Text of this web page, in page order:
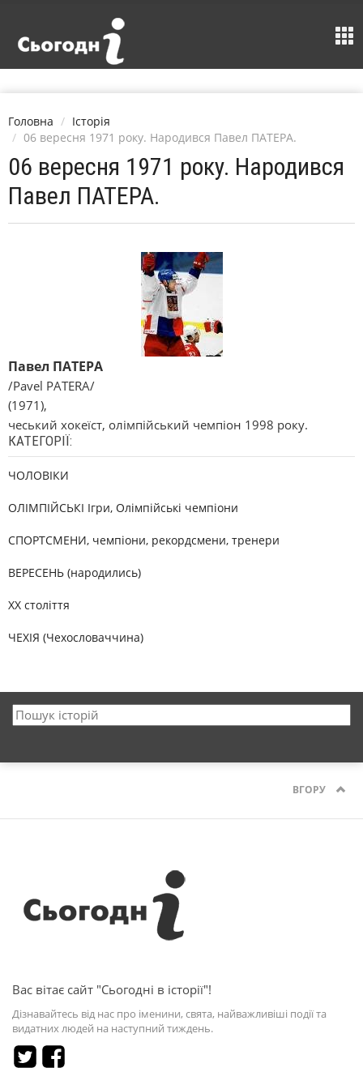
Головна
Історія
06 вересня 1971 року. Народився Павел ПАТЕРА.
06 вересня 1971 року. Народився
Павел ПАТЕРА.
Павел ПАТЕРА
/Pavel PATERA/
(1971),
чеський хокеїст, олімпійський чемпіон 1998 року.
КАТЕГОРІЇ:
ЧОЛОВІКИ
ОЛІМПІЙСЬКІ Ігри, Олімпійські чемпіони
СПОРТСМЕНИ, чемпіони, рекордсмени, тренери
ВЕРЕСЕНЬ (народились)
XX століття
ЧЕХІЯ (Чехословаччина)
ВГОРУ
Вас вітає сайт "Сьогодні в історії"!
Дізнавайтесь від нас про іменини, свята, найважливіші події та
видатних людей на наступний тиждень.